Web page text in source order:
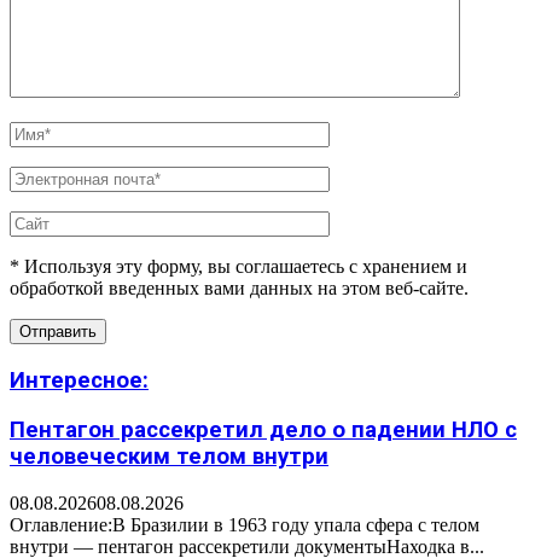
* Используя эту форму, вы соглашаетесь с хранением и
обработкой введенных вами данных на этом веб-сайте.
Интересное:
Пентагон рассекретил дело о падении НЛО с
человеческим телом внутри
08.08.202608.08.2026
Оглавление:В Бразилии в 1963 году упала сфера с телом
внутри — пентагон рассекретили документыНаходка в...